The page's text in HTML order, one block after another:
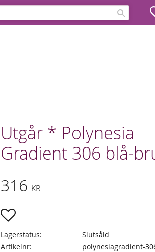
Utgår * Polynesia
Gradient 306 blå-
316 KR
Lägg till i favoriter
Lagerstatus
Slutsåld
Artikelnr
polynesiagradient-